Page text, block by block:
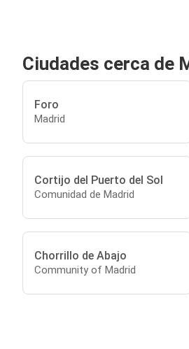
Ciudades cerca de
Foro
Madrid
Cortijo del Puerto del Sol
Comunidad de Madrid
Chorrillo de Abajo
Community of Madrid